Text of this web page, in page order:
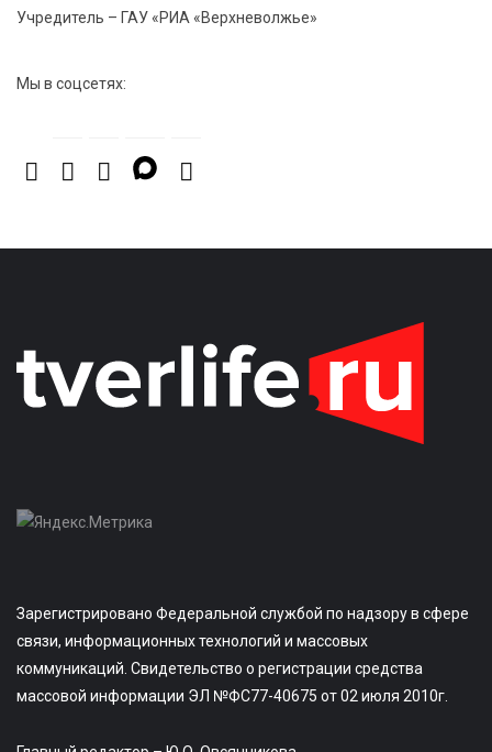
заслуги тренеров и атлетов
Учредитель – ГАУ «РИА «Верхневолжье»
Мы в соцсетях:
Зарегистрировано Федеральной службой по надзору в сфере
связи, информационных технологий и массовых
коммуникаций. Свидетельство о регистрации средства
массовой информации ЭЛ №ФС77-40675 от 02 июля 2010г.